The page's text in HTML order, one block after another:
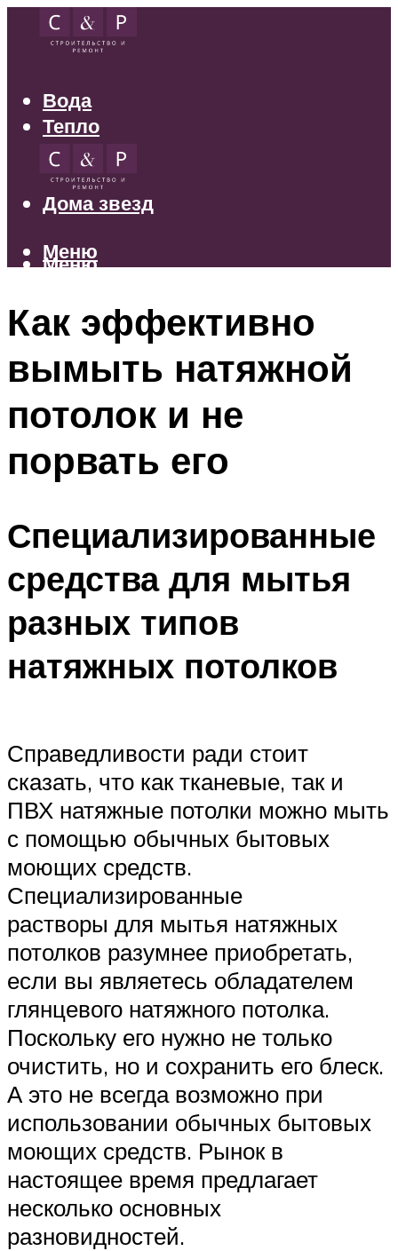
Вода
Тепло
Электрика
Свет
Дома звезд
Меню
Меню
Как эффективно
вымыть натяжной
потолок и не
порвать его
Специализированные
средства для мытья
разных типов
натяжных потолков
Справедливости ради стоит
сказать, что как тканевые, так и
ПВХ натяжные потолки можно мыть
с помощью обычных бытовых
моющих средств.
Специализированные
растворы для мытья натяжных
потолков разумнее приобретать,
если вы являетесь обладателем
глянцевого натяжного потолка.
Поскольку его нужно не только
очистить, но и сохранить его блеск.
А это не всегда возможно при
использовании обычных бытовых
моющих средств. Рынок в
настоящее время предлагает
несколько основных
разновидностей.